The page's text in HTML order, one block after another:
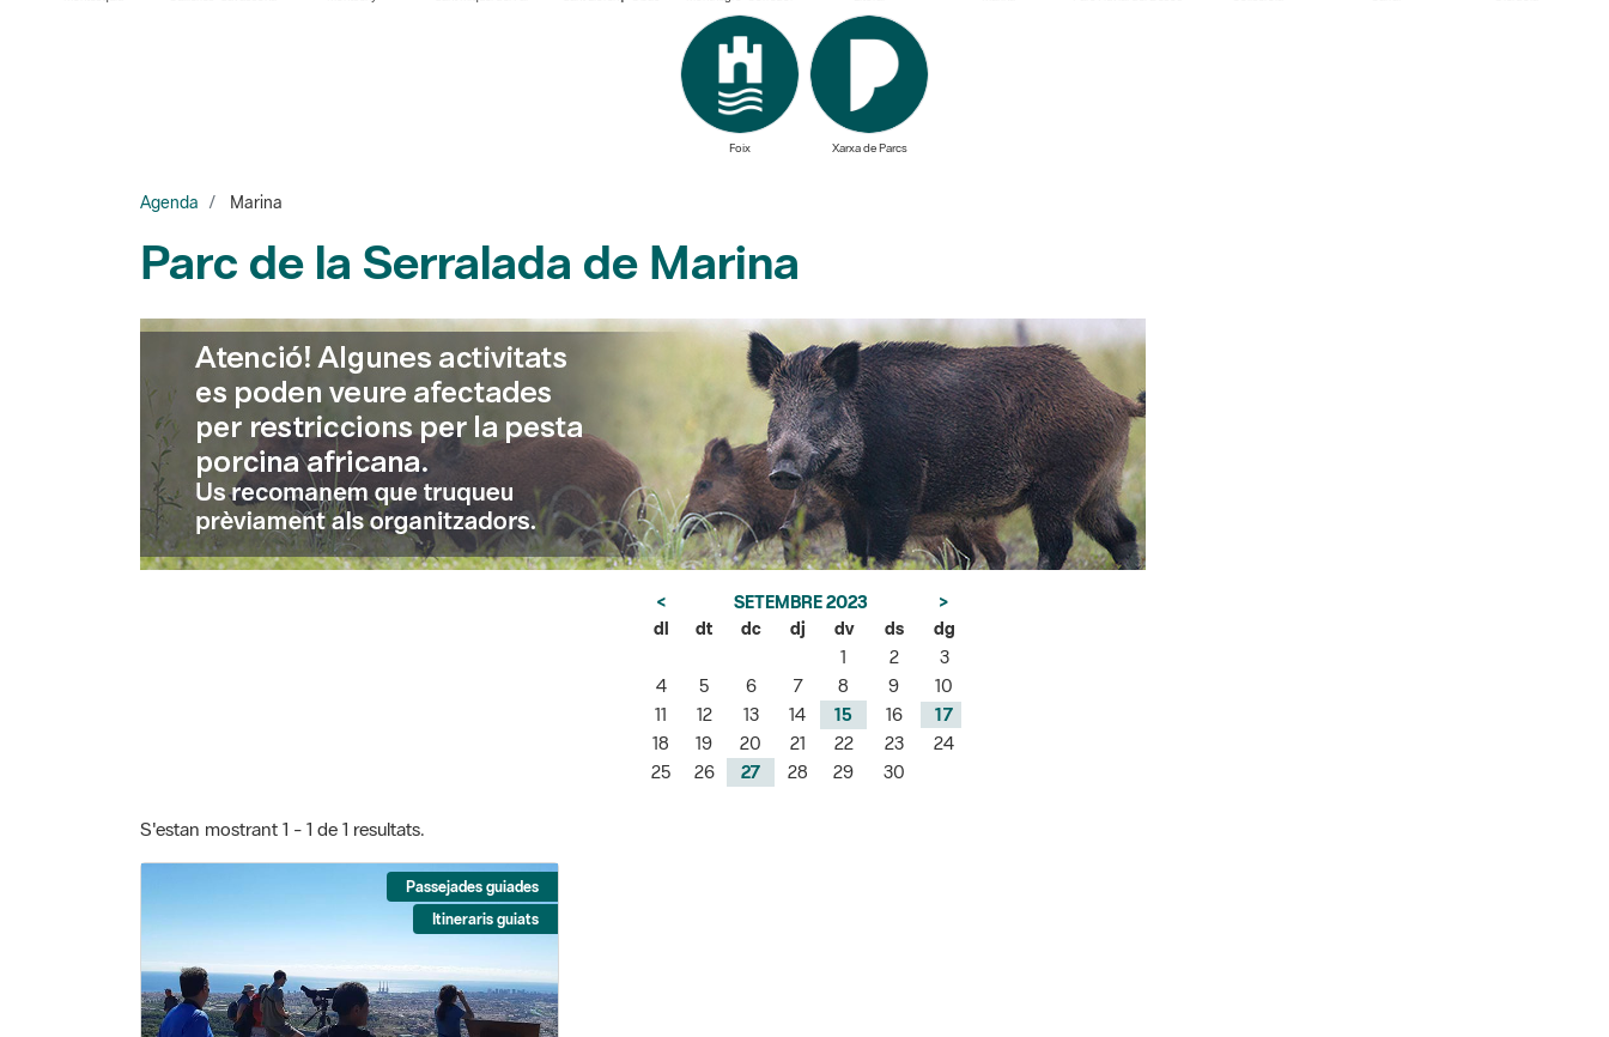
Foix Xarxa de Parcs
Agenda Marina
Parc de la Serralada de Marina
< SETEMBRE 2023
>
dl
dt dc dj dv ds
dg
1
2
3
4
5 6 7 8 9
10
11
12 13 14 15 16
17
18
19 20 21 22 23
24
25
26 27 28 29 30
S'estan mostrant 1 - 1 de 1 resultats.
Passejades guiades
Itineraris guiats